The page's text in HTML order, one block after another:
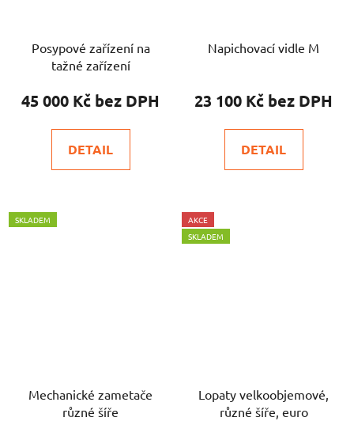
Posypové zařízení na
tažné zařízení
45 000 Kč
DETAIL
Napichovací vidle M
23 100 Kč
DETAIL
SKLADEM
Mechanické zametače
různé šíře
AKCE
SKLADEM
Lopaty velkoobjemové,
různé šíře, euro